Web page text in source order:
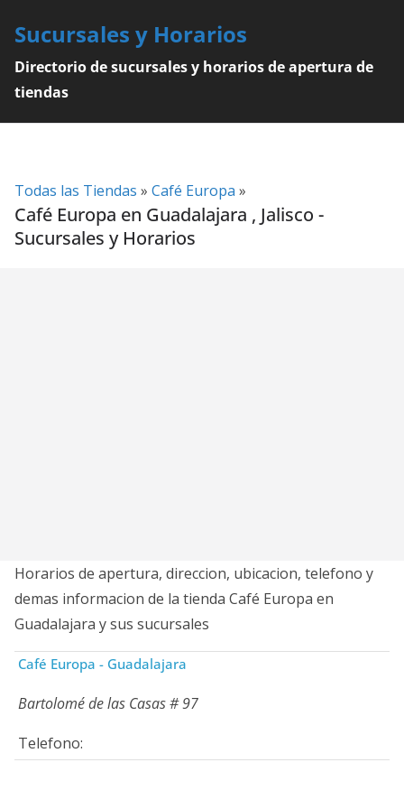
content
Sucursales y Horarios
Directorio de sucursales y horarios de apertura de
tiendas
Todas las Tiendas » Café Europa »
Café Europa en Guadalajara , Jalisco -
Sucursales y Horarios
Horarios de apertura, direccion, ubicacion, telefono y
demas informacion de la tienda Café Europa en
Guadalajara y sus sucursales
Café Europa - Guadalajara
Bartolomé de las Casas # 97
Telefono: